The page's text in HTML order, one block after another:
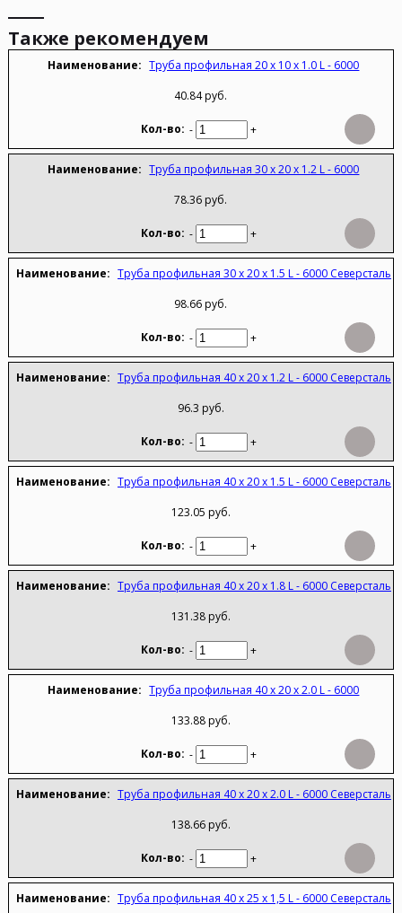
Также рекомендуем
Труба профильная 20 х 10 х 1.0 L - 6000
40.84 руб.
- +
Труба профильная 30 х 20 х 1.2 L - 6000
78.36 руб.
- +
Труба профильная 30 х 20 х 1.5 L - 6000 Северсталь
98.66 руб.
- +
Труба профильная 40 х 20 х 1.2 L - 6000 Северсталь
96.3 руб.
- +
Труба профильная 40 х 20 х 1.5 L - 6000 Северсталь
123.05 руб.
- +
Труба профильная 40 х 20 х 1.8 L - 6000 Северсталь
131.38 руб.
- +
Труба профильная 40 х 20 х 2.0 L - 6000
133.88 руб.
- +
Труба профильная 40 х 20 х 2.0 L - 6000 Северсталь
138.66 руб.
- +
Труба профильная 40 х 25 х 1,5 L - 6000 Северсталь